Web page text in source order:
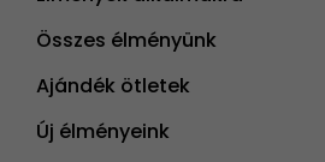
Összes élményünk
Ajándék ötletek
Új élményeink